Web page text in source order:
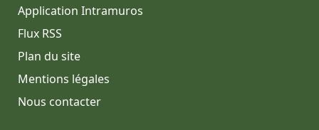
Application Intramuros
Flux RSS
Plan du site
Mentions légales
Nous contacter